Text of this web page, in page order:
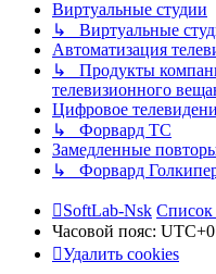
Виртуальные студии
↳ Виртуальные
Автоматизация
↳ Продукты
телевизионного
Цифровое
↳ Форвард ТС
Замедленные
↳ Форвард
SoftLab-Nsk Список
Часовой пояс:
Удалить cookies